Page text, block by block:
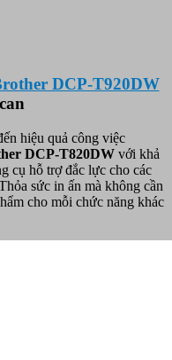
DCP-T920DW
hiệu quả công việc
DCP-T820DW với khả
cụ hỗ trợ đắc lực cho các
sức in ấn mà không cần
cho mỗi chức năng khác